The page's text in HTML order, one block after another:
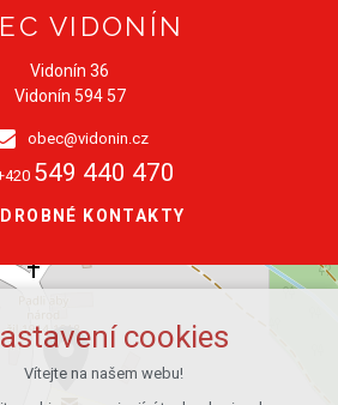
VIDONÍN
Vidonín 36
Vidonín 594 57
obec@vidonin.cz
549 440 470
KONTAKTY
cookies
Vítejte na našem webu!